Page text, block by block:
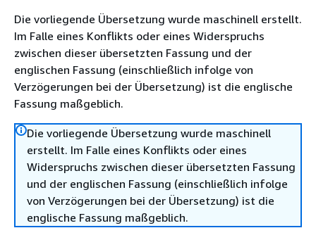
Die vorliegende Übersetzung wurde maschinell erstellt.
Im Falle eines Konflikts oder eines Widerspruchs
zwischen dieser übersetzten Fassung und der
englischen Fassung (einschließlich infolge von
Verzögerungen bei der Übersetzung) ist die englische
Fassung maßgeblich.
Die vorliegende Übersetzung wurde maschinell
erstellt. Im Falle eines Konflikts oder eines
Widerspruchs zwischen dieser übersetzten Fassung
und der englischen Fassung (einschließlich infolge
von Verzögerungen bei der Übersetzung) ist die
englische Fassung maßgeblich.